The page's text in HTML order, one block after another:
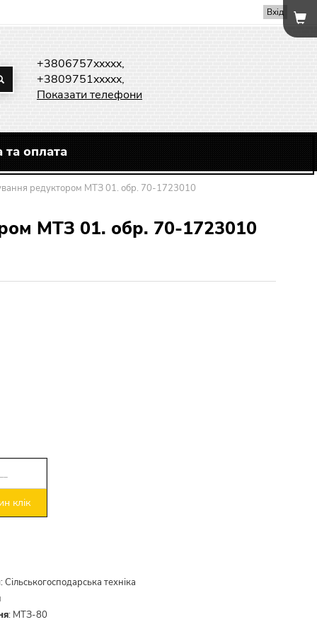
Вхід
+3806757xxxxx,
+3809751xxxxx,
Показати телефони
та оплата
редуктором МТЗ 01. обр. 70-1723010
МТЗ 01. обр. 70-1723010
клік
:Сільськогосподарська техніка
: МТЗ-80